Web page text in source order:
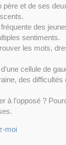
père et de ses
des
sentiments.
les mots,
cellule de
des
l’opposé ?
moi